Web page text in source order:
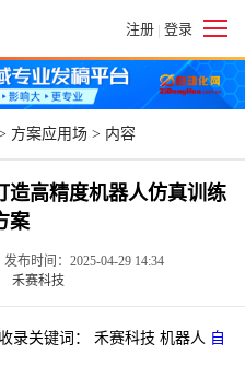
注册 | 登录
方案应用场 > 内容
造高精度机器人仿真训练
案
布时间：2025-04-29 14:34
禾赛科技
关键词： 禾赛科技 机器人 自